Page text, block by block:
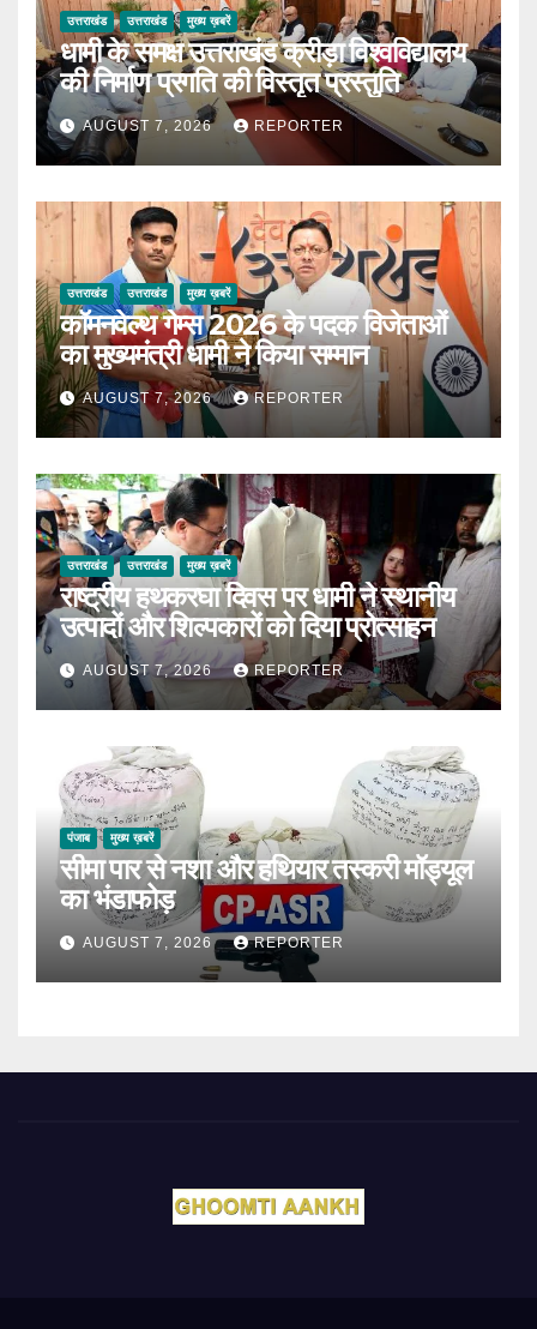
उत्तराखंड उत्तराखंड मुख्य ख़बरें
धामी के समक्ष उत्तराखंड क्रीड़ा विश्वविद्यालय
की निर्माण प्रगति की विस्तृत प्रस्तुति
AUGUST 7, 2026 REPORTER
उत्तराखंड उत्तराखंड मुख्य ख़बरें
कॉमनवेल्थ गेम्स 2026 के पदक विजेताओं
का मुख्यमंत्री धामी ने किया सम्मान
AUGUST 7, 2026 REPORTER
उत्तराखंड उत्तराखंड मुख्य ख़बरें
राष्ट्रीय हथकरघा दिवस पर धामी ने स्थानीय
उत्पादों और शिल्पकारों को दिया प्रोत्साहन
AUGUST 7, 2026 REPORTER
पंजाब मुख्य ख़बरें
सीमा पार से नशा और हथियार तस्करी मॉड्यूल
का भंडाफोड़
AUGUST 7, 2026 REPORTER